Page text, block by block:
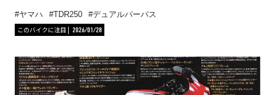
ヤマハ TDR250
デュアルパーパス
このバイクに注目
2026/01/28